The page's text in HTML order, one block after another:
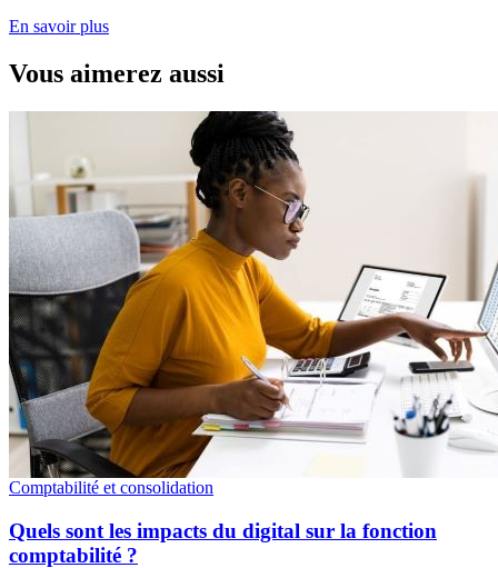
En savoir plus
Vous aimerez aussi
Comptabilité et consolidation
Quels sont les impacts du digital sur la fonction
comptabilité ?